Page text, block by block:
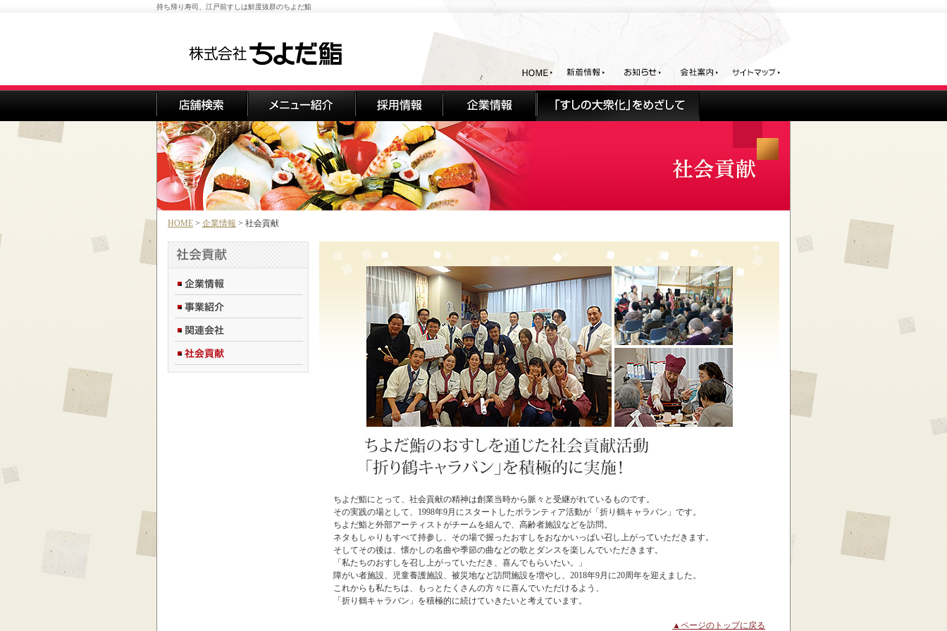
持ち帰り寿司、江戸前すしは鮮度抜群のちよだ鮨
HOME > 企業情報 > 社会貢献
ちよだ鮨にとって、社会貢献の精神は創業当時から脈々と受継がれているものです。
その実践の場として、1998年9月にスタートしたボランティア活動が「折り鶴キャラバン」です。
ちよだ鮨と外部アーティストがチームを組んで、高齢者施設などを訪問。
ネタもしゃりもすべて持参し、その場で握ったおすしをおなかいっぱい召し上がっていただきます。
そしてその後は、懐かしの名曲や季節の曲などの歌とダンスを楽しんでいただきます。
「私たちのおすしを召し上がっていただき、喜んでもらいたい。」
障がい者施設、児童養護施設、被災地など訪問施設を増やし、2018年9月に20周年を迎えました。
これからも私たちは、もっとたくさんの方々に喜んでいただけるよう、
「折り鶴キャラバン」を積極的に続けていきたいと考えています。
▲ページのトップに戻る